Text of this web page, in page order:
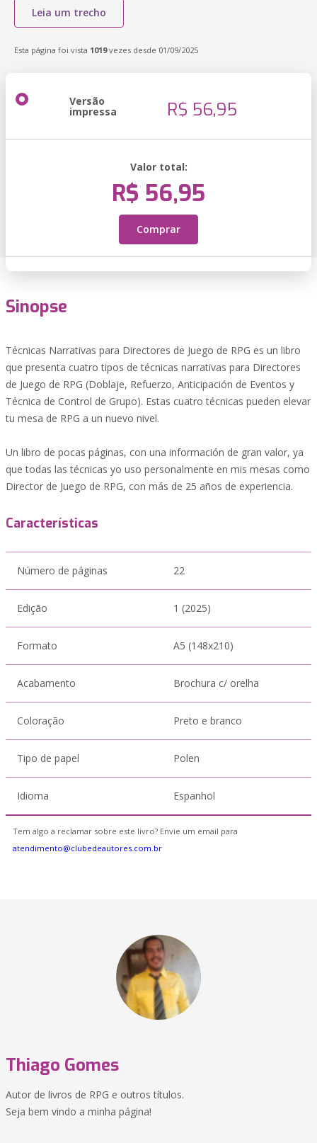
Leia um trecho
Esta página foi vista 1019vezes desde 01/09/2025
Versão
impressa R$ 56,95
Valor total:
R$ 56,95
Comprar
Sinopse
Técnicas Narrativas para Directores de Juego de RPG es un libro
que presenta cuatro tipos de técnicas narrativas para Directores
de Juego de RPG (Doblaje, Refuerzo, Anticipación de Eventos y
Técnica de Control de Grupo). Estas cuatro técnicas pueden elevar
tu mesa de RPG a un nuevo nivel.
Un libro de pocas páginas, con una información de gran valor, ya
que todas las técnicas yo uso personalmente en mis mesas como
Director de Juego de RPG, con más de 25 años de experiencia.
Características
Número de páginas 22
Edição 1 (2025)
Formato A5 (148x210)
Acabamento Brochura c/ orelha
Coloração Preto e branco
Tipo de papel Polen
Idioma Espanhol
Tem algo a reclamar sobre este livro? Envie um email para
atendimento@clubedeautores.com.br
Thiago Gomes
Autor de livros de RPG e outros títulos.
Seja bem vindo a minha página!